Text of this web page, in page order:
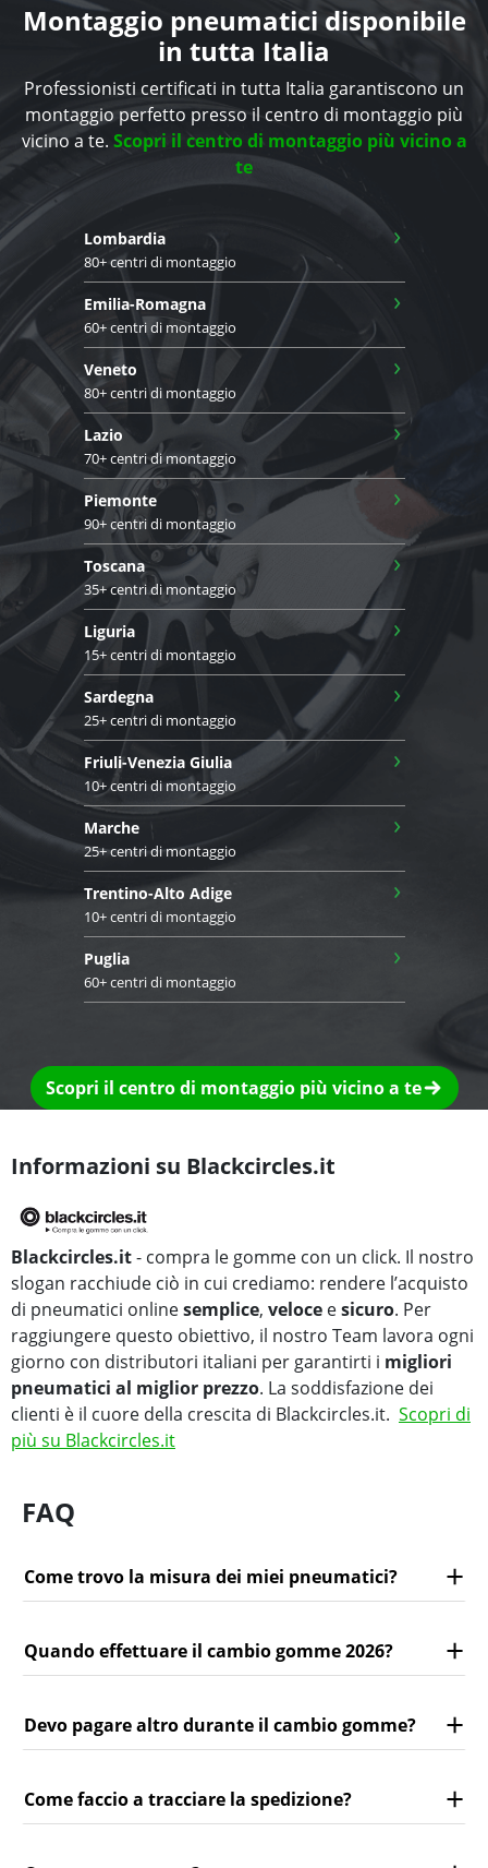
Montaggio pneumatici disponibile
in tutta Italia
Professionisti certificati in tutta Italia garantiscono un
montaggio perfetto presso il centro di montaggio più
vicino a te. Scopri il centro di montaggio più vicino a
te
Lombardia
80+ centri di montaggio
›
Emilia-Romagna
60+ centri di montaggio
›
Veneto
80+ centri di montaggio
›
Lazio
70+ centri di montaggio
›
Piemonte
90+ centri di montaggio
›
Toscana
35+ centri di montaggio
›
Liguria
15+ centri di montaggio
›
Sardegna
25+ centri di montaggio
›
Friuli-Venezia Giulia
10+ centri di montaggio
›
Marche
25+ centri di montaggio
›
Trentino-Alto Adige
10+ centri di montaggio
›
Puglia
60+ centri di montaggio
›
Scopri il centro di montaggio più vicino a te
Informazioni su Blackcircles.it
Blackcircles.it- compra le gomme con un click. Il nostro
slogan racchiude ciò in cui crediamo: rendere l’acquisto
di pneumatici onlinesemplice, veloce esicuro. Per
raggiungere questo obiettivo, il nostro Team lavora ogni
giorno con distributori italiani per garantirti i migliori
pneumatici al miglior prezzo. La soddisfazione dei
clienti è il cuore della crescita di Blackcircles.it. Scopri di
più su Blackcircles.it
FAQ
Come trovo la misura dei miei pneumatici?
Quando effettuare il cambio gomme 2026?
Devo pagare altro durante il cambio gomme?
Come faccio a tracciare la spedizione?